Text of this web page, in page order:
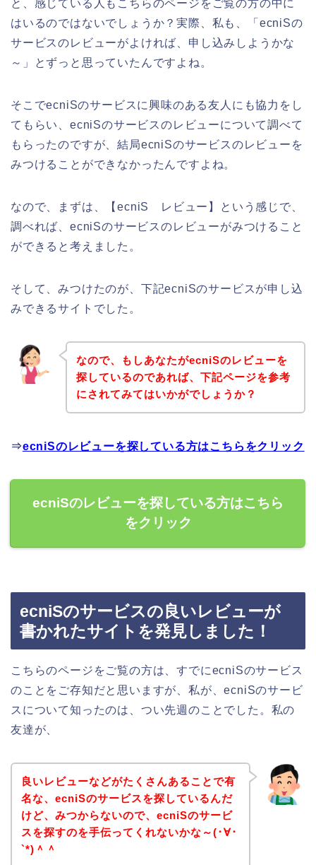
と、感じている人もこちらのページをご覧の方の中に
はいるのではないでしょうか？実際、私も、「ecniSの
サービスのレビューがよければ、申し込みしようかな
～」とずっと思っていたんですよね。
そこでecniSのサービスに興味のある友人にも協力をし
てもらい、ecniSのサービスのレビューについて調べて
もらったのですが、結局ecniSのサービスのレビューを
みつけることができなかったんですよね。
なので、まずは、【ecniS レビュー】という感じで、
調べれば、ecniSのサービスのレビューがみつけること
ができると考えました。
そして、みつけたのが、下記ecniSのサービスが申し込
みできるサイトでした。
なので、もしあなたがecniSのレビューを
探しているのであれば、下記ページを参考
にされてみてはいかがでしょうか？
⇒ecniSのレビューを探している方はこちらをクリック
ecniSのレビューを探している方はこちら
をクリック
ecniSのサービスの良いレビューが
書かれたサイトを発見しました！
こちらのページをご覧の方は、すでにecniSのサービス
のことをご存知だと思いますが、私が、ecniSのサービ
スについて知ったのは、つい先週のことでした。私の
友達が、
良いレビューなどがたくさんあることで有
名な、ecniSのサービスを探しているんだ
けど、みつからないので、ecniSのサービ
スを探すのを手伝ってくれないかな～(･∀･
`*)＾＾